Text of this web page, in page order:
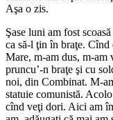
Aşa o zis.
Şase luni am fost
ca să-l ţin în braţe.
Mare, m-am dus, m-am
pruncu’-n braţe şi cu
noi, din Combinat. M-
statuie comunistă.
cînd veţi dori. Aici am